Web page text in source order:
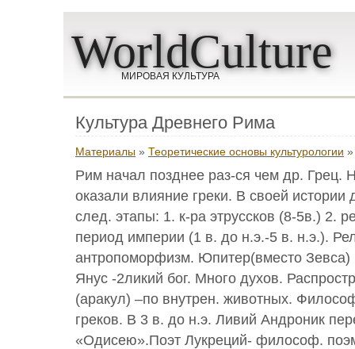
WorldCulture
МИРОВАЯ КУЛЬТУРА
Культура Древнего Рима
Материалы » Теоретические основы культурологии »
Рим начал позднее раз-ся чем др. Грец.
оказали влияние греки. В своей
след. этапы: 1. к-ра этруссков (8-5в.) 2.
период империи (1 в. до н.э.-5 в. н.э.).
антропоморфизм. Юпитер(вместо
Янус -2ликий бог. Много духов.
(аракул) –по внутрен. животных.
греков. В 3 в. до н.э. Ливий Андроник
«Одисею».Поэт Лукреций- философ.